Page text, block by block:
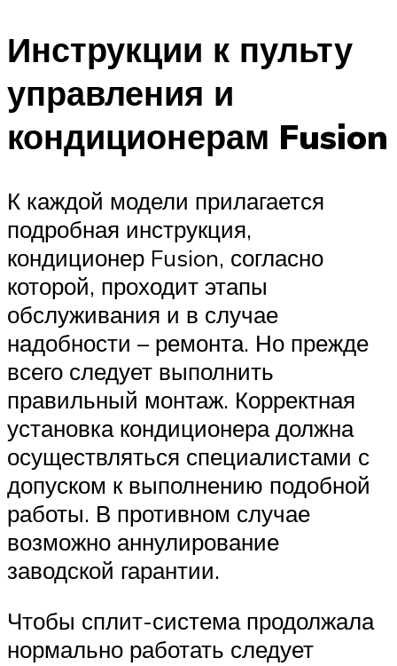
Инструкции к пульту
управления и
кондиционерам Fusion
К каждой модели прилагается
подробная инструкция,
кондиционер Fusion, согласно
которой, проходит этапы
обслуживания и в случае
надобности – ремонта. Но прежде
всего следует выполнить
правильный монтаж. Корректная
установка кондиционера должна
осуществляться специалистами с
допуском к выполнению подобной
работы. В противном случае
возможно аннулирование
заводской гарантии.
Чтобы сплит-система продолжала
нормально работать следует